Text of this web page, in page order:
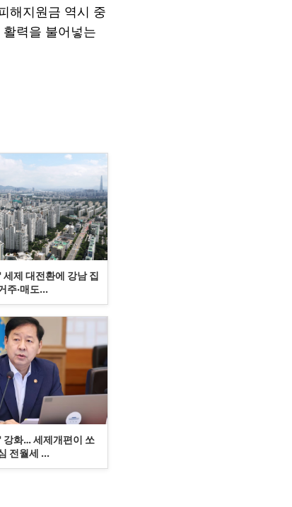
해지원금 역시 중
력을 불어넣는
세제 대전환에 강남 집
주·매도...
강화… 세제개편이 쏘
전월세 ...